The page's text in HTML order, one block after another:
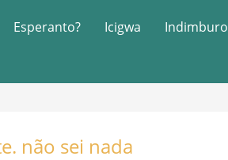
Esperanto? Icigwa Indimburo
não sei nada